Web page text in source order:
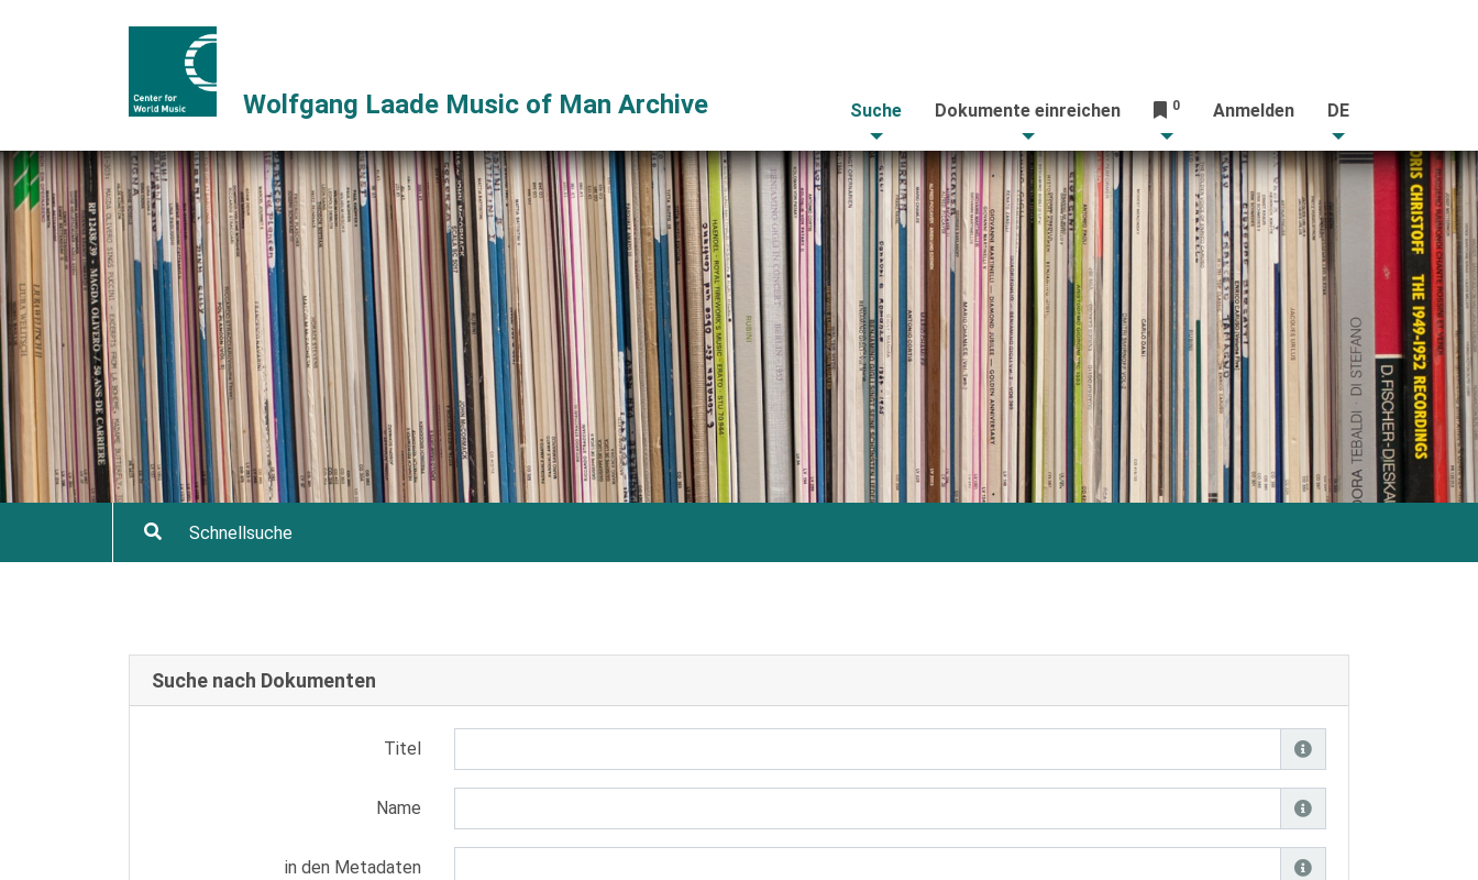
Wolfgang Laade Music of Man Archive Suche Dokumente einreichen 0 Anmelden DE
Suche nach Dokumenten
Titel
Name
in den Metadaten